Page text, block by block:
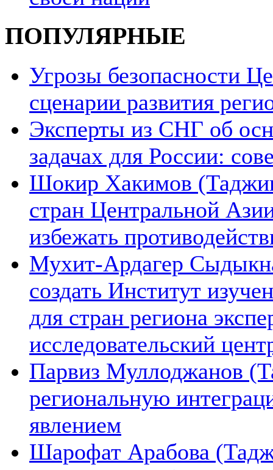
ПОПУЛЯРНЫЕ
Угрозы безопасности
сценарии развития
Эксперты из СНГ об
задачах для России:
Шокир Хакимов
стран Центральной
избежать
Мухит-Ардагер
создать Институт
для стран региона
исследовательский
Парвиз Муллоджанов
региональную
явлением
Шарофат Арабова